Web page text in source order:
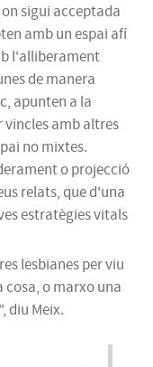
sigui acceptada
amb un espai afí
l'alliberament
de manera
apunten a la
amb altres
no mixtes.
o projecció
relats, que d'una
estratègies vitals
lesbianes per viu
cosa, o marxo una
diu Meix.